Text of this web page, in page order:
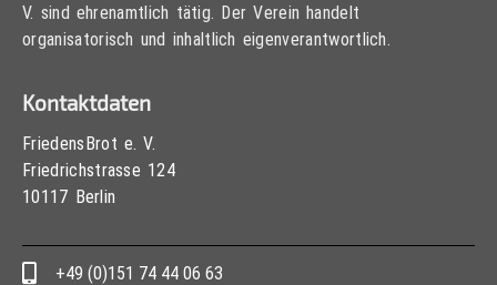
V. sind ehrenamtlich tätig. Der Verein handelt
organisatorisch und inhaltlich eigenverantwortlich.
Kontaktdaten
FriedensBrot e. V.
Friedrichstrasse 124
10117 Berlin
+49 (0)151 74 44 06 63